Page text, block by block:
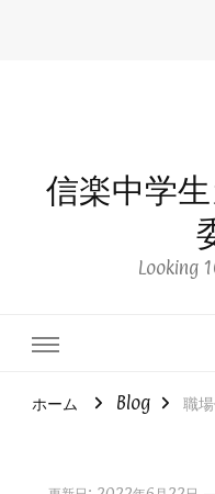
信楽中学
Looking
ホーム Blog 職